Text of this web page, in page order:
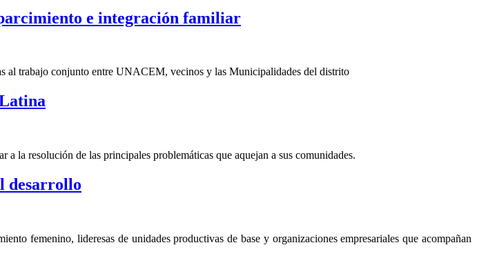
e integración familiar
al trabajo conjunto entre UNACEM, vecinos y las Municipalidades del distrito
la resolución de las principales problemáticas que aquejan a sus comunidades.
desarrollo
femenino, lideresas de unidades productivas de base y organizaciones empresariales que acompañan